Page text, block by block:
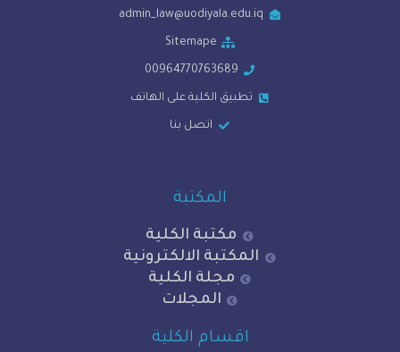
admin_law@uodiyala.edu.iq
00964770763689
تطبيق الكلية على الهاتف
مكتبة الكلية
المكتبة الالكترونية
مجلة الكلية
اقسام الكلية